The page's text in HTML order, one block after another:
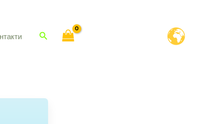
Пошук